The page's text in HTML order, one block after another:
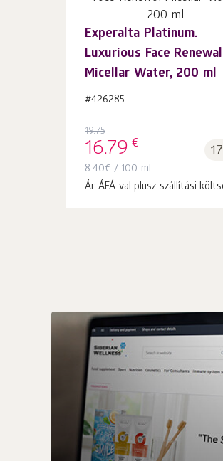
Experalta Platinum.
Luxurious Face Renewal
Micellar Water, 200 ml
#426285
19.75
16.79 €
8.40€ / 100 ml
Ár ÁFÁ-val plusz szállítási
Kosárba 1db.